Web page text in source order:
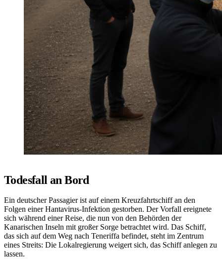
Todesfall an Bord
Ein deutscher Passagier ist auf einem Kreuzfahrtschiff an den
Folgen einer Hantavirus-Infektion gestorben. Der Vorfall ereignete
sich während einer Reise, die nun von den Behörden der
Kanarischen Inseln mit großer Sorge betrachtet wird. Das Schiff,
das sich auf dem Weg nach Teneriffa befindet, steht im Zentrum
eines Streits: Die Lokalregierung weigert sich, das Schiff anlegen zu
lassen.